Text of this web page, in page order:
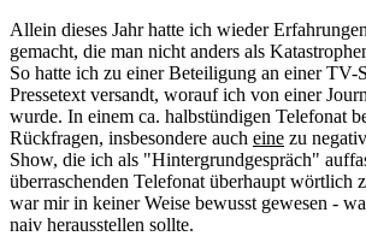
Allein dieses Jahr hatte ich wieder
gemacht, die man nicht anders als
So hatte ich zu einer Beteiligung an einer TV-
Pressetext versandt, worauf ich von einer
wurde. In einem ca. halbstündigen Telefonat
Rückfragen, insbesondere auch eine zu
Show, die ich als "Hintergrundgespräch"
überraschenden Telefonat überhaupt wörtlich
war mir in keiner Weise bewusst gewesen -
naiv herausstellen sollte.